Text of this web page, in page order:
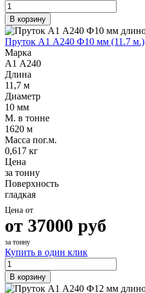
В корзину
Пруток А1 А240 Ф10 мм (11.7 м.)
Марка
А1 А240
Длина
11,7 м
Диаметр
10 мм
М. в тонне
1620 м
Масса пог.м.
0,617 кг
Цена
за тонну
Поверхность
гладкая
Цена от
от 37000 руб
за тонну
Купить в один клик
В корзину